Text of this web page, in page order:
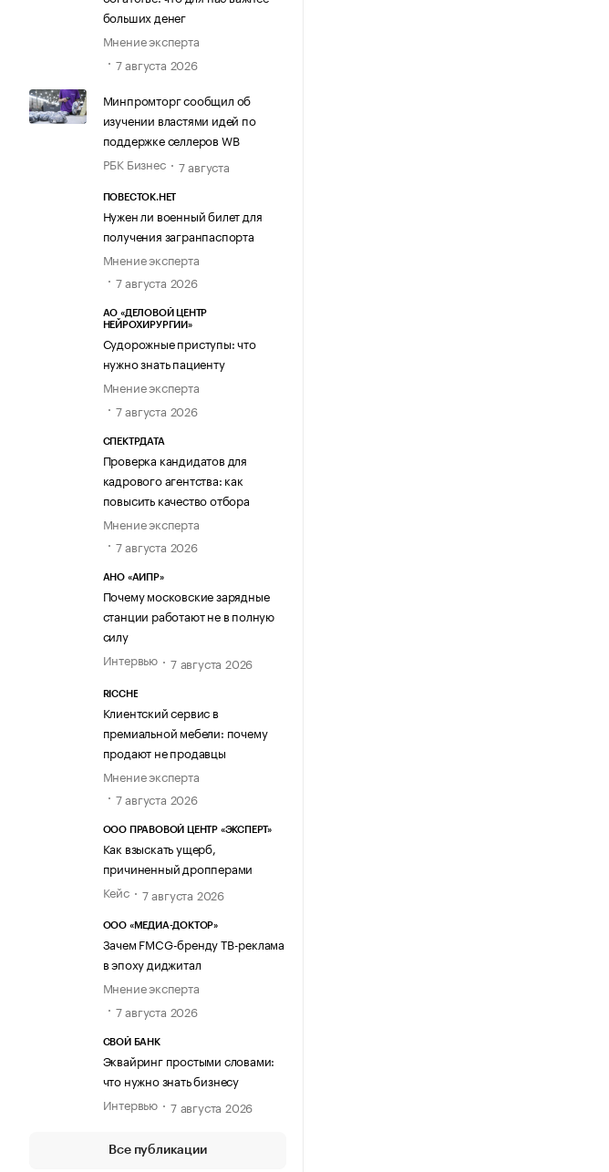
больших денег
Мнение эксперта
7 августа 2026
Минпромторг сообщил об
изучении властями идей по
поддержке селлеров WB
РБК Бизнес
7 августа
ПОВЕСТОК.НЕТ
Нужен ли военный билет для
получения загранпаспорта
Мнение эксперта
7 августа 2026
АО «ДЕЛОВОЙ ЦЕНТР
НЕЙРОХИРУРГИИ»
Судорожные приступы: что
нужно знать пациенту
Мнение эксперта
7 августа 2026
СПЕКТРДАТА
Проверка кандидатов для
кадрового агентства: как
повысить качество отбора
Мнение эксперта
7 августа 2026
АНО «АИПР»
Почему московские зарядные
станции работают не в полную
силу
Интервью
7 августа 2026
RICCHE
Клиентский сервис в
премиальной мебели: почему
продают не продавцы
Мнение эксперта
7 августа 2026
ООО ПРАВОВОЙ ЦЕНТР «ЭКСПЕРТ»
Как взыскать ущерб,
причиненный дропперами
Кейс
7 августа 2026
ООО «МЕДИА-ДОКТОР»
Зачем FMCG-бренду ТВ-реклама
в эпоху диджитал
Мнение эксперта
7 августа 2026
СВОЙ БАНК
Эквайринг простыми словами:
что нужно знать бизнесу
Интервью
7 августа 2026
Все публикации